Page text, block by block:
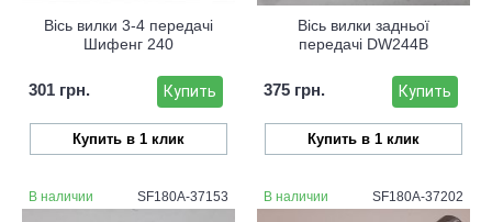
Вісь вилки 3-4 передачі
Шифенг 240
301 грн. Купить
Купить в 1 клик
Вісь вилки задньої
передачі DW244B
375 грн. Купить
Купить в 1 клик
В наличии SF180A-37153 В наличии SF180A-37202